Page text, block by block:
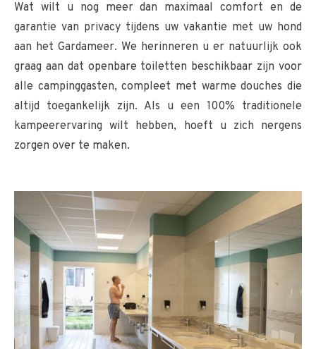
Wat wilt u nog meer dan maximaal comfort en de
garantie van privacy tijdens uw vakantie met uw hond
aan het Gardameer. We herinneren u er natuurlijk ook
graag aan dat openbare toiletten beschikbaar zijn voor
alle campinggasten, compleet met warme douches die
altijd toegankelijk zijn. Als u een 100% traditionele
kampeerervaring wilt hebben, hoeft u zich nergens
zorgen over te maken.